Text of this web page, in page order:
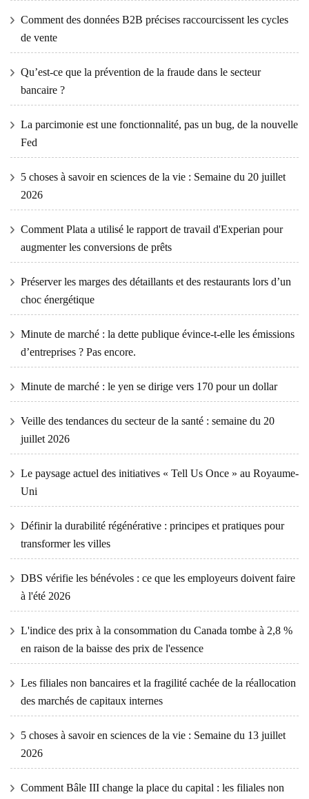
Comment des données B2B précises raccourcissent les cycles
de vente
Qu’est-ce que la prévention de la fraude dans le secteur
bancaire ?
La parcimonie est une fonctionnalité, pas un bug, de la nouvelle
Fed
5 choses à savoir en sciences de la vie : Semaine du 20 juillet
2026
Comment Plata a utilisé le rapport de travail d'Experian pour
augmenter les conversions de prêts
Préserver les marges des détaillants et des restaurants lors d’un
choc énergétique
Minute de marché : la dette publique évince-t-elle les émissions
d’entreprises ? Pas encore.
Minute de marché : le yen se dirige vers 170 pour un dollar
Veille des tendances du secteur de la santé : semaine du 20
juillet 2026
Le paysage actuel des initiatives « Tell Us Once » au Royaume-
Uni
Définir la durabilité régénérative : principes et pratiques pour
transformer les villes
DBS vérifie les bénévoles : ce que les employeurs doivent faire
à l'été 2026
L'indice des prix à la consommation du Canada tombe à 2,8 %
en raison de la baisse des prix de l'essence
Les filiales non bancaires et la fragilité cachée de la réallocation
des marchés de capitaux internes
5 choses à savoir en sciences de la vie : Semaine du 13 juillet
2026
Comment Bâle III change la place du capital : les filiales non